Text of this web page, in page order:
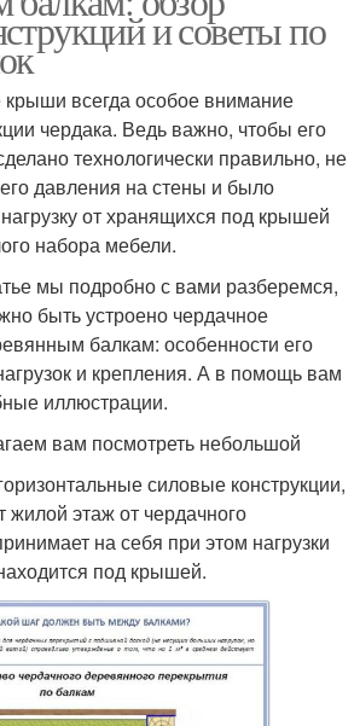
и советы по
крыши всегда особое внимание
чердака. Ведь важно, чтобы его
технологически правильно, не
давления на стены и было
от хранящихся под крышей
набора мебели.
мы подробно с вами разберемся,
быть устроено чердачное
балкам: особенности его
и крепления. А в помощь вам
иллюстрации.
вам посмотреть небольшой
силовые конструкции,
жилой этаж от чердачного
на себя при этом нагрузки
под крышей.